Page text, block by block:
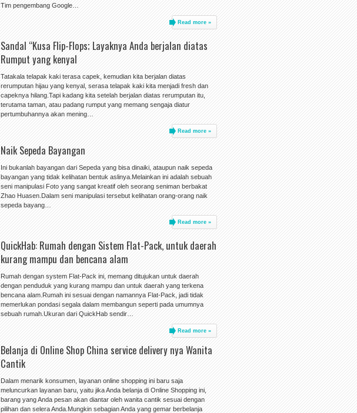
Tim pengembang Google…
Read more »
Sandal “Kusa Flip-Flops; Layaknya Anda berjalan diatas
Rumput yang kenyal
Tatakala telapak kaki terasa capek, kemudian kita berjalan diatas
rerumputan hijau yang kenyal, serasa telapak kaki kita menjadi fresh dan
capeknya hilang.Tapi kadang kita setelah berjalan diatas rerumputan itu,
terutama taman, atau padang rumput yang memang sengaja diatur
pertumbuhannya akan mening…
Read more »
Naik Sepeda Bayangan
Ini bukanlah bayangan dari Sepeda yang bisa dinaiki, ataupun naik sepeda
bayangan yang tidak kelihatan bentuk aslinya.Melainkan ini adalah sebuah
seni manipulasi Foto yang sangat kreatif oleh seorang seniman berbakat
Zhao Huasen.Dalam seni manipulasi tersebut kelihatan orang-orang naik
sepeda bayang…
Read more »
QuickHab: Rumah dengan Sistem Flat-Pack, untuk daerah
kurang mampu dan bencana alam
Rumah dengan system Flat-Pack ini, memang ditujukan untuk daerah
dengan penduduk yang kurang mampu dan untuk daerah yang terkena
bencana alam.Rumah ini sesuai dengan namannya Flat-Pack, jadi tidak
memerlukan pondasi segala dalam membangun seperti pada umumnya
sebuah rumah.Ukuran dari QuickHab sendir…
Read more »
Belanja di Online Shop China service delivery nya Wanita
Cantik
Dalam menarik konsumen, layanan online shopping ini baru saja
meluncurkan layanan baru, yaitu jika Anda belanja di Online Shopping ini,
barang yang Anda pesan akan diantar oleh wanita cantik sesuai dengan
pilihan dan selera Anda.Mungkin sebagian Anda yang gemar berbelanja